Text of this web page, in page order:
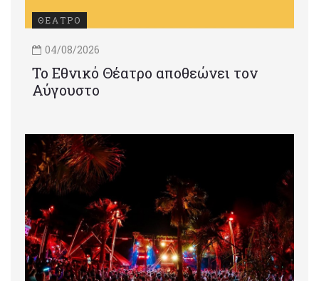
ΘΕΑΤΡΟ
04/08/2026
Το Εθνικό Θέατρο αποθεώνει τον
Αύγουστο